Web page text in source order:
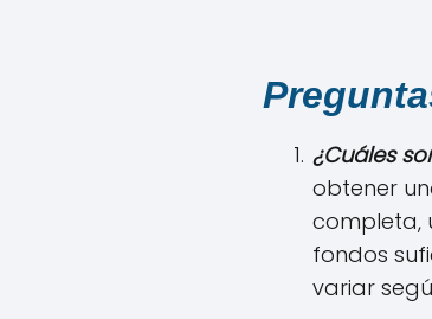
¿Cuáles
obtener
completa,
fondos
variar